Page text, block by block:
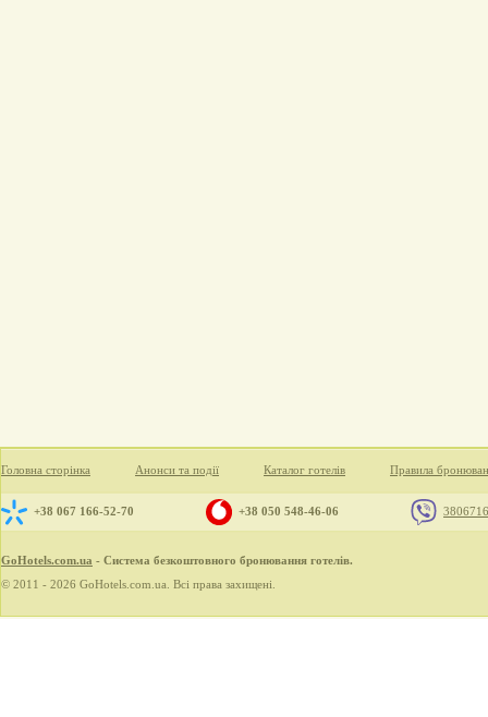
Головна сторінка Анонси та події Каталог готелів Правила
+38 067 166-52-70 +38 050 548-46-06
GoHotels.com.ua - Система безкоштовного бронювання готелів.
© 2011 - 2026 GoHotels.com.ua. Всі права захищені.